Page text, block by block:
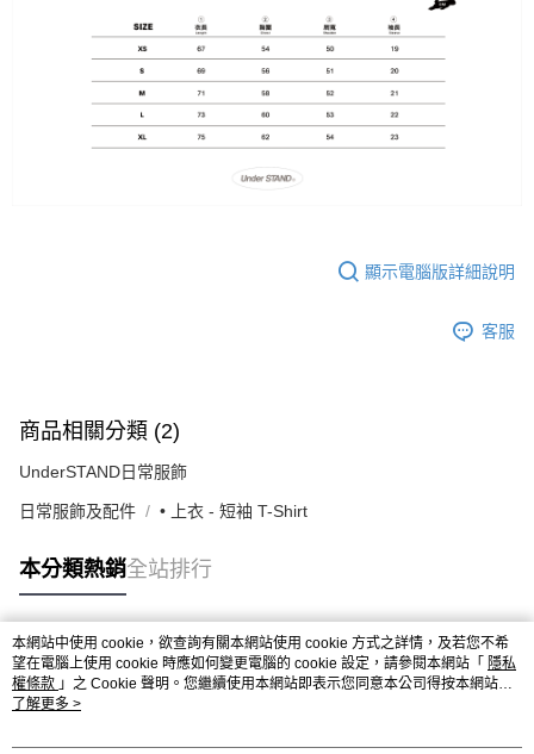
顯示電腦版詳細說明
客服
商品相關分類 (2)
UnderSTAND日常服飾
日常服飾及配件 • 上衣 - 短袖 T-Shirt
本分類熱銷全站排行
熱門標籤
本網站中使用 cookie，欲查詢有關本網站使用 cookie 方式之詳情，及若您不希
望在電腦上使用 cookie 時應如何變更電腦的 cookie 設定，請參閱本網站「 隱私
權條款 」之 Cookie 聲明。您繼續使用本網站即表示您同意本公司得按本網站使
用條款之 Cookie 聲明使用 cookie。
了解更多 >